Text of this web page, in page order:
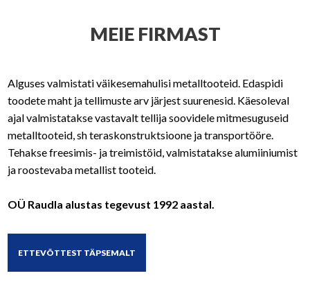
MEIE FIRMAST
Alguses valmistati väikesemahulisi metalltooteid. Edaspidi
toodete maht ja tellimuste arv järjest suurenesid. Käesoleval
ajal valmistatakse vastavalt tellija soovidele mitmesuguseid
metalltooteid, sh teraskonstruktsioone ja transportööre.
Tehakse freesimis- ja treimistöid, valmistatakse alumiiniumist
ja roostevaba metallist tooteid.
OÜ Raudla alustas tegevust 1992 aastal.
ETTEVÕTTEST TÄPSEMALT